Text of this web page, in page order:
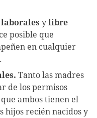
y libre
posible que
en cualquier
Tanto las madres
de los permisos
ambos tienen el
hijos recién nacidos y